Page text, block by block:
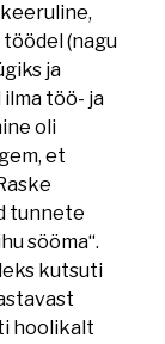
(nagu
ja
ilma töö- ja
oli
et
tunnete
sööma“.
kutsuti
hoolikalt